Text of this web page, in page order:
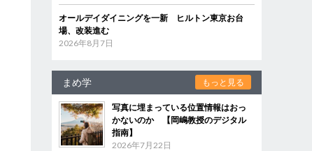
オールデイダイニングを一新 ヒルトン東京お台
場、改装進む
2026年8月7日
まめ学 もっと見る
写真に埋まっている位置情報はおっ
かないのか 【岡嶋教授のデジタル
指南】
2026年7月22日